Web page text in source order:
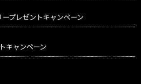
プレゼントキャンペーン
キャンペーン